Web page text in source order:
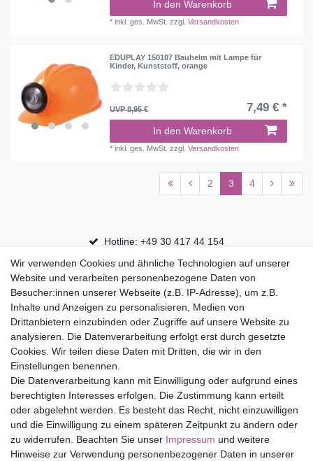
In den Warenkorb
*inkl. ges. MwSt. zzgl.Versandkosten
EDUPLAY 150107 Bauhelm mit Lampe für
Kinder, Kunststoff, orange
UVP 8,95 € 7,49 € *
In den Warenkorb
*inkl. ges. MwSt. zzgl.Versandkosten
2 3 4
Hotline: +49 30 417 44 154
30 Tage Rückgaberecht
Versandfrei ab 75 € in Deutschland
Top Marken
Eduplay
Folia Bringmann
Shop
Mein Konto
Service
Versandkosten
Wir verwenden Cookies und ähnliche Technologien auf unserer
Website und verarbeiten personenbezogene Daten von
Besucher:innen unserer Webseite (z.B. IP-Adresse), um z.B.
Inhalte und Anzeigen zu personalisieren, Medien von
Drittanbietern einzubinden oder Zugriffe auf unsere Website zu
analysieren. Die Datenverarbeitung erfolgt erst durch gesetzte
Cookies. Wir teilen diese Daten mit Dritten, die wir in den
Einstellungen benennen.
Die Datenverarbeitung kann mit Einwilligung oder aufgrund eines
berechtigten Interesses erfolgen. Die Zustimmung kann erteilt
oder abgelehnt werden. Es besteht das Recht, nicht einzuwilligen
und die Einwilligung zu einem späteren Zeitpunkt zu ändern oder
zu widerrufen. Beachten Sie unser Impressum und weitere
Hinweise zur Verwendung personenbezogener Daten in unserer